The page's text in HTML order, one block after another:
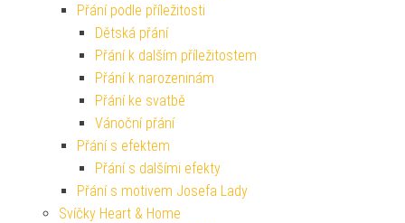
Přání podle příležitosti
Dětská přání
Přání k dalším příležitostem
Přání k narozeninám
Přání ke svatbě
Vánoční přání
Přání s efektem
Přání s dalšími efekty
Přání s motivem Josefa Lady
Svíčky Heart & Home